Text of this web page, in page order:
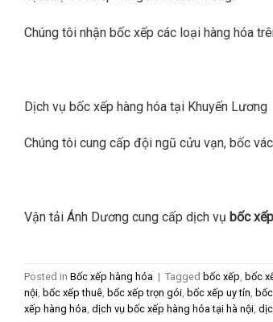
Chúng tôi nhận bốc xếp các loại hàng hóa
Dịch vụ bốc xếp hàng hóa tại Khuyến Lương
Chúng tôi cung cấp đội ngũ cửu vạn, bốc
Vận tải Ánh Dương cung cấp dịch vụ bốc
Posted in Bốc xếp hàng hóa | Tagged bốc xếp, bốc
nội, bốc xếp thuê, bốc xếp trọn gói, bốc xếp uy tín,
xếp hàng hóa, dịch vụ bốc xếp hàng hóa tại hà nội,